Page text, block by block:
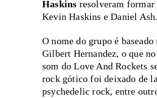
Haskins resolveram formar
Kevin Haskins e Daniel Ash.
O nome do grupo é baseado
Gilbert Hernandez, o que
som do Love And Rockets
rock gótico foi deixado de
psychedelic rock, entre